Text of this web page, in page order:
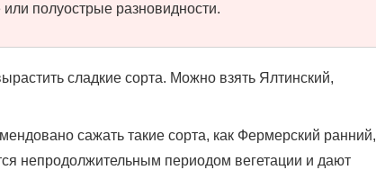
полуострые разновидности.
сладкие сорта. Можно взять Ялтинский,
сажать такие сорта, как Фермерский ранний,
непродолжительным периодом вегетации и дают